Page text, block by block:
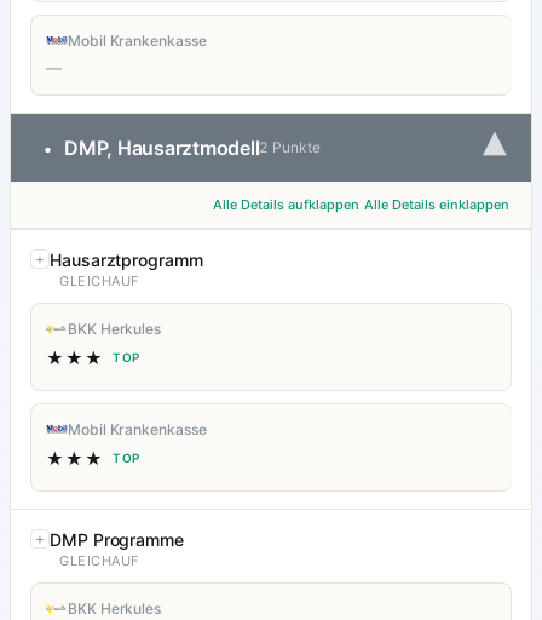
Mobil Krankenkasse
—
• DMP, Hausarztmodell2 Punkte ▾
Alle Details aufklappen Alle Details einklappen
Hausarztprogramm
GLEICHAUF
BKK Herkules
★★★ TOP
Mobil Krankenkasse
★★★ TOP
DMP Programme
GLEICHAUF
BKK Herkules